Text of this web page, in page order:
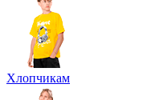
Хлопчикам